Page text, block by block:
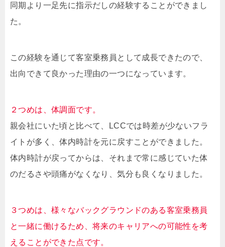
同期より一足先に指示だしの経験することができまし
た。
この経験を通じて客室乗務員として成長できたので、
出向できて良かった理由の一つになっています。
２つめは、体調面です。
親会社にいた頃と比べて、LCCでは時差が少ないフラ
イトが多く、体内時計を元に戻すことができました。
体内時計が戻ってからは、それまで常に感じていた体
のだるさや頭痛がなくなり、気分も良くなりました。
３つめは、様々なバックグラウンドのある客室乗務員
と一緒に働けるため、将来のキャリアへの可能性を考
えることができた点です。